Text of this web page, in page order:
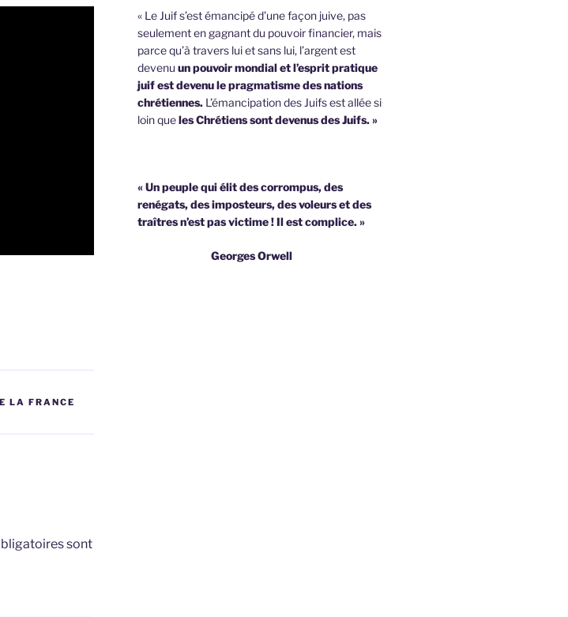
LA FRANCE
sont
« Le Juif s’est émancipé d’une façon juive, pas
seulement en gagnant du pouvoir financier, mais
parce qu’à travers lui et sans lui, l’argent est
devenu un pouvoir mondial et l’esprit pratique
juif est devenu le pragmatisme des nations
chrétiennes.L’émancipation des Juifs est allée si
loin queles Chrétiens sont devenus des Juifs. »
« Un peuple qui élit des corrompus, des
renégats, des imposteurs, des voleurs et des
traîtres n’est pas victime !Il est complice. »
Georges Orwell